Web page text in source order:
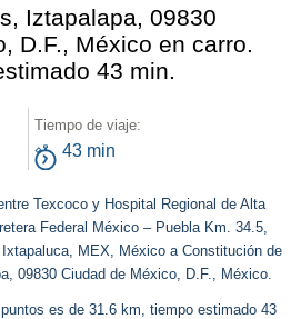
Iztapalapa, 09830
D.F., México en carro.
43 min.
Tiempo de viaje:
43 min
Texcoco y Hospital Regional de Alta
Federal México – Puebla Km. 34.5,
MEX, México a Constitución de
09830 Ciudad de México, D.F., México.
es de 31.6 km, tiempo estimado 43